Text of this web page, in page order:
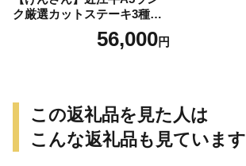
ク厳選カットステーキ3種【6
00g】【DG03W】（国産牛
和牛 ブランド牛 ブランド
和牛 近江牛）
56,000円
この返礼品を見た人は
こんな返礼品も見ています